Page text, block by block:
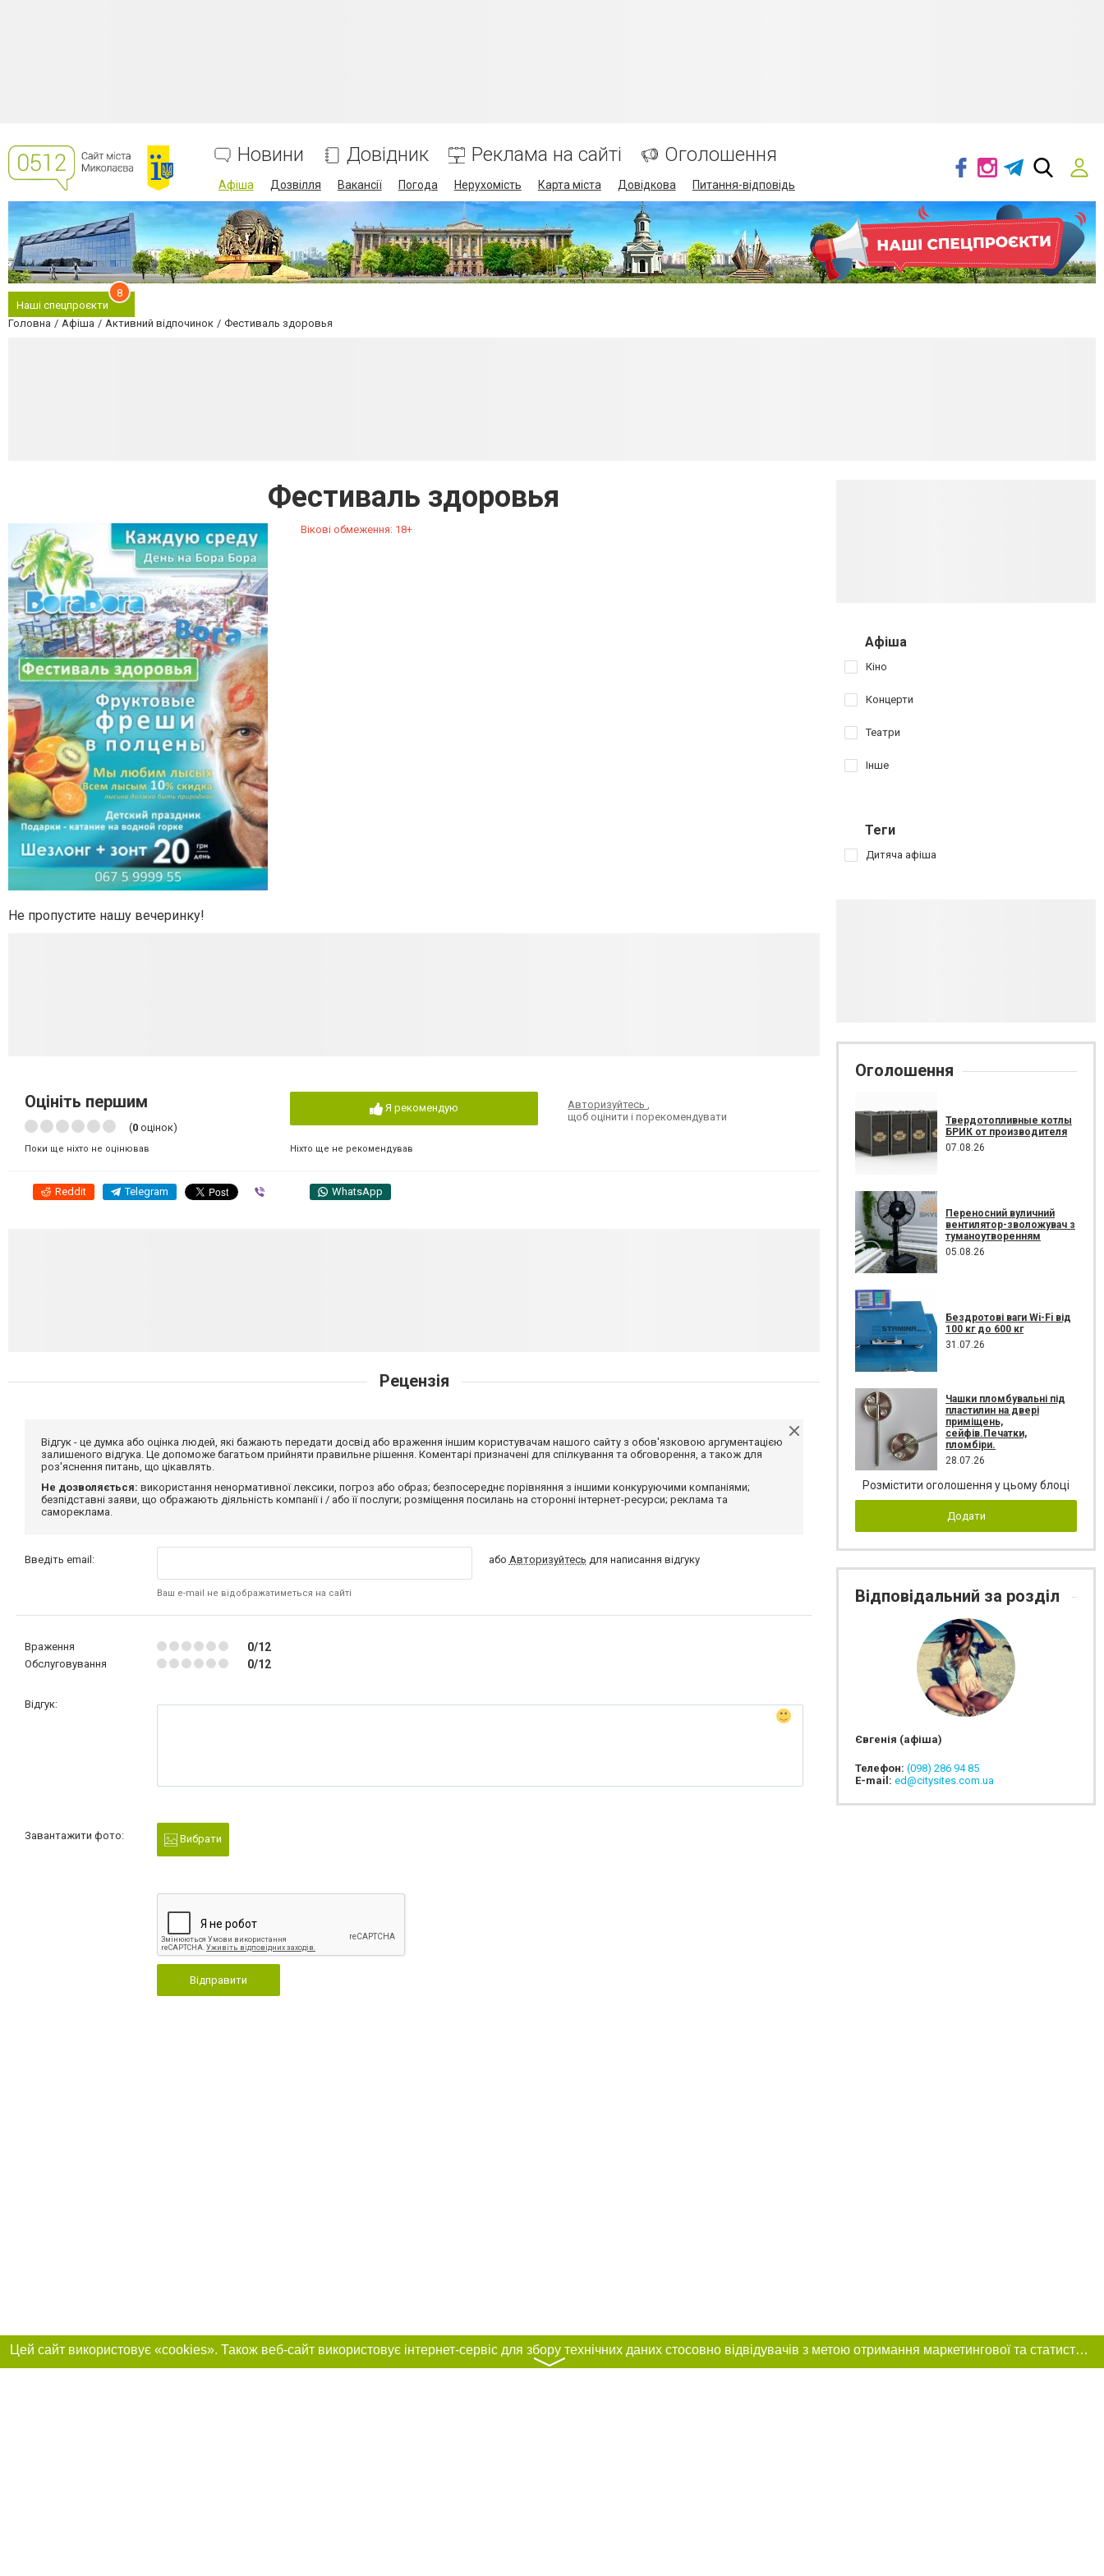
Новини Довідник Реклама на сайті Оголошення
Афіша Дозвілля Вакансії Погода Нерухомість Карта міста Довідкова Питання-відповідь
Наші спецпроєкти
8
Головна Афіша Активний відпочинок Фестиваль здоровья
Фестиваль здоровья
Вікові обмеження: 18+
Не пропустите нашу вечеринку!
Оцініть першим
(0 оцінок)
Поки ще ніхто не оцінював
Я рекомендую
Ніхто ще не рекомендував
Авторизуйтесь
щоб оцінити і порекомендувати
Reddit Telegram WhatsApp
Рецензія
Відгук - це думка або оцінка людей, які бажають передати досвід або враження іншим користувачам нашого сайту з обов'язковою аргументацією
залишеного відгука. Це допоможе багатьом прийняти правильне рішення. Коментарі призначені для спілкування та обговорення, а також для
роз'яснення питань, що цікавлять.
Не дозволяється: використання ненормативної лексики, погроз або образ; безпосереднє порівняння з іншими конкуруючими компаніями;
безпідставні заяви, що ображають діяльність компанії і / або її послуги; розміщення посилань на сторонні інтернет-ресурси; реклама та
самореклама.
Введіть email:
Ваш e-mail не відображатиметься на сайті
або Авторизуйтесь для написання відгуку
Враження 0/12
Обслуговування 0/12
Відгук:
Завантажити фото: Вибрати
Відправити
Афіша
Кіно
Концерти
Театри
Інше
Теги
Дитяча афіша
Оголошення
Твердотопливные котлы
БРИК от производителя
07.08.26
Переносний вуличний
вентилятор-зволожувач з
туманоутворенням
05.08.26
Бездротові ваги Wi-Fi від
100 кг до 600 кг
31.07.26
Чашки пломбувальні під
пластилин на двері
приміщень,
сейфів.Печатки,
пломбіри.
28.07.26
Розмістити оголошення у цьому блоці
Додати
Відповідальний за розділ
Євгенія (афіша)
Телефон: (098) 286 94 85
E-mail: ed@citysites.com.ua
Цей сайт використовує «cookies». Також веб-сайт використовує інтернет-сервіс для збору технічних даних стосовно відвідувачів з метою отримання маркетингової та статистичної інформації. Умови обробки даних відвідувачів сайту див.
〉